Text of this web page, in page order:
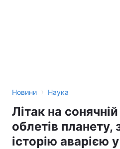
Новини › Наука
Літак на
облетів
історію аварією